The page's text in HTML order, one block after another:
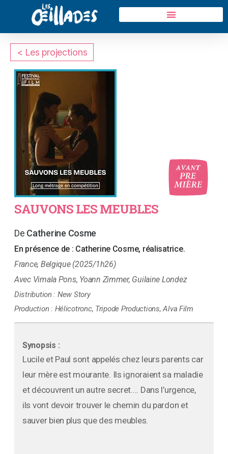
< Les projections
SAUVONS LES MEUBLES
Catherine Cosme
En présence de : Catherine Cosme, réalisatrice.
France, Belgique (2025/1h26)
Vimala Pons, Yoann Zimmer, Guilaine Londez
Distribution : New Story
Production : Hélicotronc, Tripode Productions, Alva Film
Synopsis :
Lucile et Paul sont appelés chez leurs parents car
leur mère est mourante. Ils ignoraient sa maladie
et découvrent un autre secret.... Dans l’urgence,
ils vont devoir trouver le chemin du pardon et
sauver bien plus que des meubles.